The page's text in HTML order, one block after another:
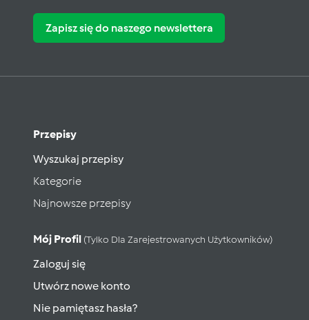
Zapisz się do naszego newslettera
Przepisy
Wyszukaj przepisy
Kategorie
Najnowsze przepisy
Mój Profil (tylko Dla Zarejestrowanych Użytkowników)
Zaloguj się
Utwórz nowe konto
Nie pamiętasz hasła?